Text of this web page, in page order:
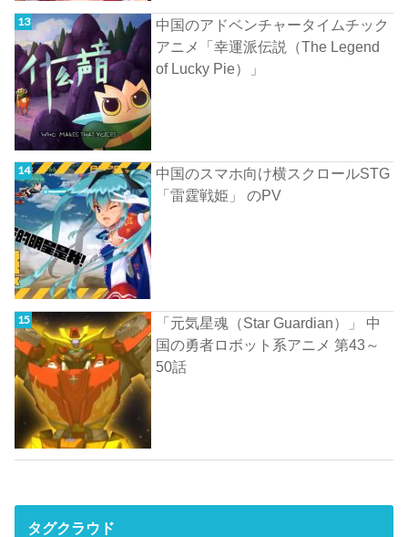
中国のアドベンチャータイムチック
アニメ「幸運派伝説（The Legend
of Lucky Pie）」
中国のスマホ向け横スクロールSTG
「雷霆戦姫」 のPV
「元気星魂（Star Guardian）」 中
国の勇者ロボット系アニメ 第43～
50話
タグクラウド